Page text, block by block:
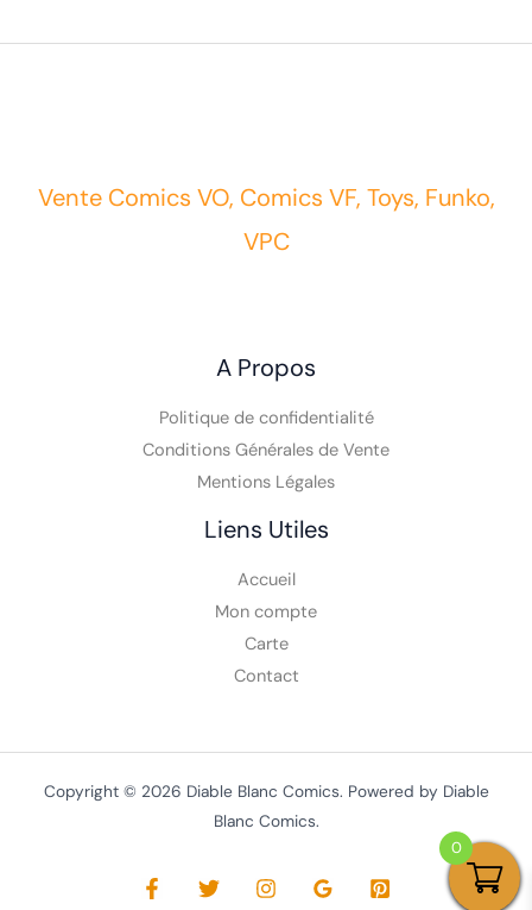
A Propos
Politique de confidentialité
Conditions Générales de Vente
Liens Utiles
Accueil
Mon compte
Copyright © 2026 Diable Blanc Comics. Powered by Diable
Blanc Comics.
0